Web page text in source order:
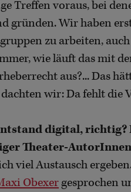
Treffen voraus, bei
gründen. Wir haben
zu arbeiten,
wie läuft das mit
aus?... Das
wir: Da fehlt die
digital, richtig?
Theater-
viel Austausch
Obexer gesprochen